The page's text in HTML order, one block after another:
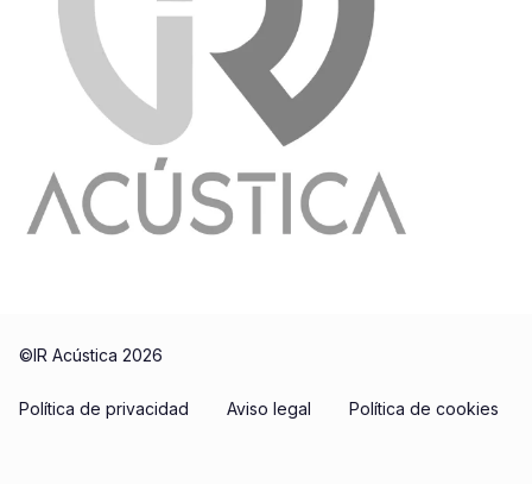
©IR Acústica 2026
Política de privacidad Aviso legal Política de cookies